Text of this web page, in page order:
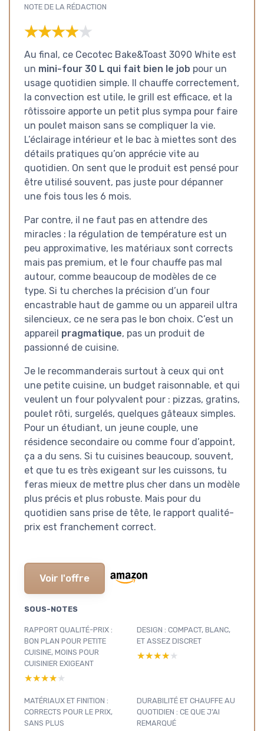
NOTE DE LA RÉDACTION
★★★★★
★★★★★
Au final, ce Cecotec Bake&Toast 3090 White est
un mini-four 30 L qui fait bien le job pour un
usage quotidien simple. Il chauffe correctement,
la convection est utile, le grill est efficace, et la
rôtissoire apporte un petit plus sympa pour faire
un poulet maison sans se compliquer la vie.
L’éclairage intérieur et le bac à miettes sont des
détails pratiques qu’on apprécie vite au
quotidien. On sent que le produit est pensé pour
être utilisé souvent, pas juste pour dépanner
une fois tous les 6 mois.
Par contre, il ne faut pas en attendre des
miracles : la régulation de température est un
peu approximative, les matériaux sont corrects
mais pas premium, et le four chauffe pas mal
autour, comme beaucoup de modèles de ce
type. Si tu cherches la précision d’un four
encastrable haut de gamme ou un appareil ultra
silencieux, ce ne sera pas le bon choix. C’est un
appareil pragmatique, pas un produit de
passionné de cuisine.
Je le recommanderais surtout à ceux qui ont
une petite cuisine, un budget raisonnable, et qui
veulent un four polyvalent pour : pizzas, gratins,
poulet rôti, surgelés, quelques gâteaux simples.
Pour un étudiant, un jeune couple, une
résidence secondaire ou comme four d’appoint,
ça a du sens. Si tu cuisines beaucoup, souvent,
et que tu es très exigeant sur les cuissons, tu
feras mieux de mettre plus cher dans un modèle
plus précis et plus robuste. Mais pour du
quotidien sans prise de tête, le rapport qualité-
prix est franchement correct.
Voir l'offre
SOUS-NOTES
RAPPORT QUALITÉ-PRIX :
BON PLAN POUR PETITE
CUISINE, MOINS POUR
CUISINIER EXIGEANT
★★★★★
★★★★★
DESIGN : COMPACT, BLANC,
ET ASSEZ DISCRET
★★★★★
★★★★★
MATÉRIAUX ET FINITION :
CORRECTS POUR LE PRIX,
SANS PLUS
DURABILITÉ ET CHAUFFE AU
QUOTIDIEN : CE QUE J’AI
REMARQUÉ